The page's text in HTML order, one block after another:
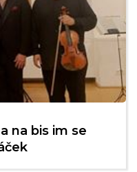
na bis im se